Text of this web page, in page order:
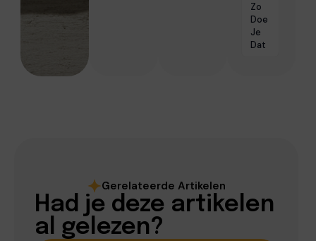
Zo
Doe
Je
Dat
Gerelateerde Artikelen
Had je deze artikelen
al gelezen?